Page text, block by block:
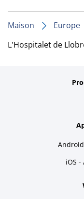
Maison Europe
L'Hospitalet de
iOS -